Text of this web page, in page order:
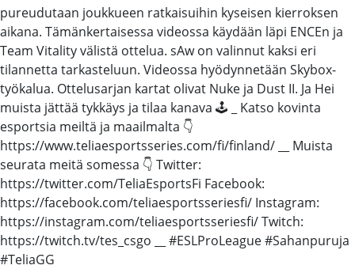
pureudutaan joukkueen ratkaisuihin kyseisen kierroksen
aikana. Tämänkertaisessa videossa käydään läpi ENCEn ja
Team Vitality välistä ottelua. sAw on valinnut kaksi eri
tilannetta tarkasteluun. Videossa hyödynnetään Skybox-
työkalua. Ottelusarjan kartat olivat Nuke ja Dust II. Ja Hei
muista jättää tykkäys ja tilaa kanava 🕹️ _ Katso kovinta
esportsia meiltä ja maailmalta 👇
https://www.teliaesportsseries.com/fi/finland/ __ Muista
seurata meitä somessa 👇 Twitter:
https://twitter.com/TeliaEsportsFi Facebook:
https://facebook.com/teliaesportsseriesfi/ Instagram:
https://instagram.com/teliaesportsseriesfi/ Twitch:
https://twitch.tv/tes_csgo __ #ESLProLeague #Sahanpuruja
#TeliaGG